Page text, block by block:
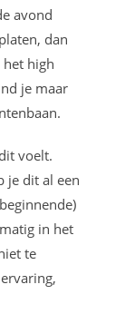
avond
dan
het high
je maar
voelt.
je dit al een
in het
te